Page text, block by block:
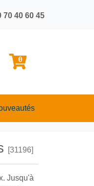
70 40 60 45
0
[31196]
Jusqu'à